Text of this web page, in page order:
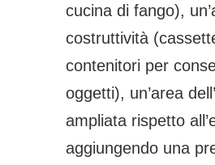
cucina di fango),
costruttività
contenitori per
oggetti), un’area
ampliata rispetto
aggiungendo una